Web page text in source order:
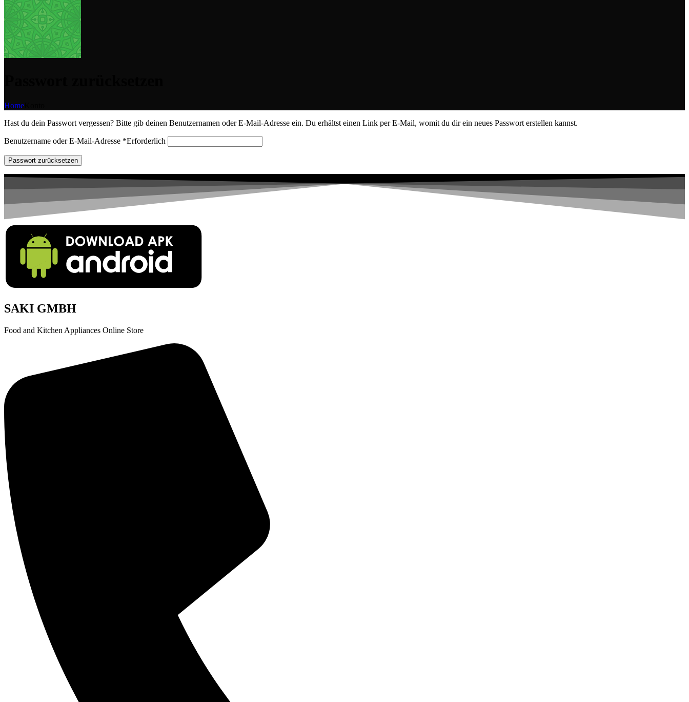
Home
Hast du dein Passwort vergessen? Bitte gib deinen Benutzernamen oder E-Mail-Adresse ein. Du erhältst einen Link per E-Mail, womit du dir ein neues Passwort erstellen kannst.
Benutzername oder E-Mail-Adresse *Erforderlich
Passwort zurücksetzen
SAKI GMBH
Food and Kitchen Appliances Online Store